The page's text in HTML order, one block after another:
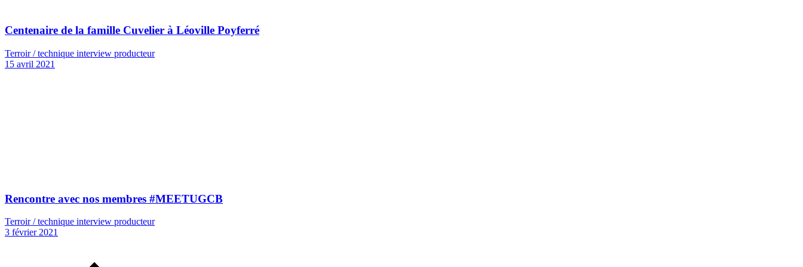
Centenaire de la famille Cuvelier à Léoville Poyferré
Terroir / technique interview producteur
15 avril 2021
Rencontre avec nos membres #MEETUGCB
Terroir / technique interview producteur
3 février 2021